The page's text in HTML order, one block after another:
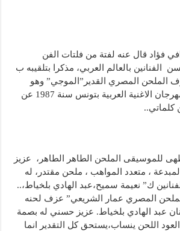
فؤاد قال عنه لفتة من فلتات الفن
الفنانين بالعالم العربي، مذكرا بتلقيبه ب
الملحن المصري القدير”الموجي” وهو
الحاصل على جائزة مهرجان الاغنية العربية بتونس سنة 1987 عن
كلماتي..
للموسيقى الملحن الطاهر الطاهر، عزيز
، متعدد المواهب ، ملحن مقتدر، له
ك” نعيمة سميح،عبد الهادي بلخياط،..
المصري عمار الشريعي” عزف لحنه
عبد الهادي بلخياط. عزيز حسني له بصمة
اللحن ينساب،يستحق كل التقدير انما